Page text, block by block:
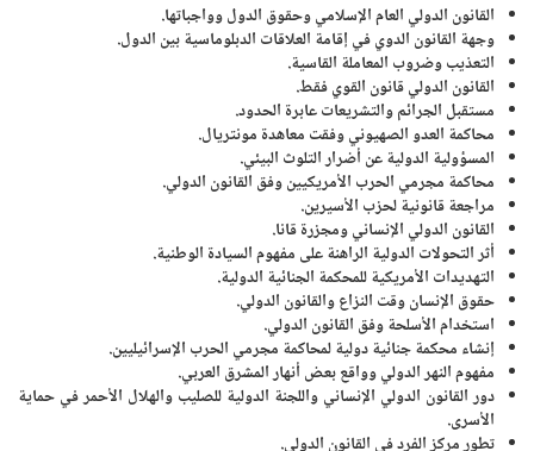
القانون الدولي العام الإسلامي وحقوق الدول وواجباتها.
وجهة القانون الدوي في إقامة العلاقات الدبلوماسية بين الدول.
التعذيب وضروب المعاملة القاسية.
القانون الدولي قانون القوي فقط.
مستقبل الجرائم والتشريعات عابرة الحدود.
محاكمة العدو الصهيوني وفقت معاهدة مونتريال.
المسؤولية الدولية عن أضرار التلوث البيئي.
محاكمة مجرمي الحرب الأمريكيين وفق القانون الدولي.
مراجعة قانونية لحزب الأسيرين.
القانون الدولي الإنساني ومجزرة قانا.
أثر التحولات الدولية الراهنة على مفهوم السيادة الوطنية.
التهديدات الأمريكية للمحكمة الجنائية الدولية.
حقوق الإنسان وقت النزاع والقانون الدولي.
استخدام الأسلحة وفق القانون الدولي.
إنشاء محكمة جنائية دولية لمحاكمة مجرمي الحرب الإسرائيليين.
مفهوم النهر الدولي وواقع بعض أنهار المشرق العربي.
دور القانون الدولي الإنساني واللجنة الدولية للصليب والهلال الأحمر في حماية
الأسرى.
تطور مركز الفرد في القانون الدولي.